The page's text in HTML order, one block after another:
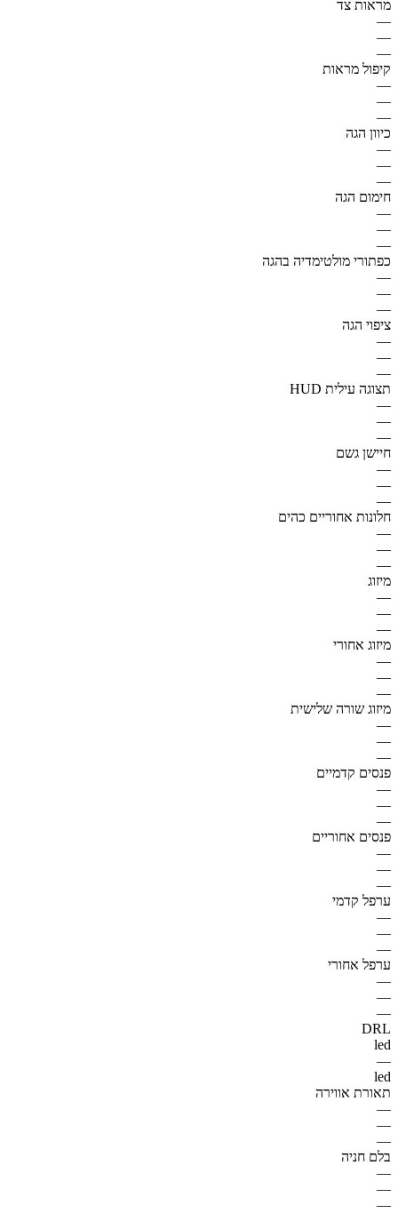
מראות צד
—
—
—
קיפול מראות
—
—
—
כיוון הגה
—
—
—
חימום הגה
—
—
—
כפתורי מולטימדיה בהגה
—
—
—
ציפוי הגה
—
—
—
תצוגה עילית HUD
—
—
—
חיישן גשם
—
—
—
חלונות אחוריים כהים
—
—
—
מיזוג
—
—
—
מיזוג אחורי
—
—
—
מיזוג שורה שלישית
—
—
—
פנסים קדמיים
—
—
—
פנסים אחוריים
—
—
—
ערפל קדמי
—
—
—
ערפל אחורי
—
—
—
DRL
led
—
led
תאורת אווירה
—
—
—
בלם חניה
—
—
—